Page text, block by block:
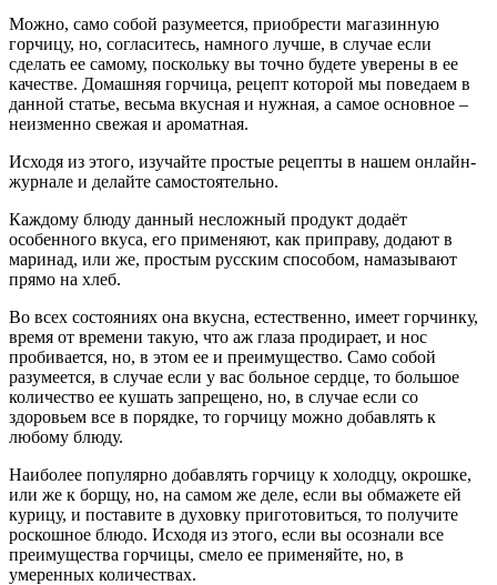
Можно, само собой разумеется, приобрести магазинную
горчицу, но, согласитесь, намного лучше, в случае если
сделать ее самому, поскольку вы точно будете уверены в ее
качестве. Домашняя горчица, рецепт которой мы поведаем в
данной статье, весьма вкусная и нужная, а самое основное –
неизменно свежая и ароматная.
Исходя из этого, изучайте простые рецепты в нашем онлайн-
журнале и делайте самостоятельно.
Каждому блюду данный несложный продукт додаёт
особенного вкуса, его применяют, как приправу, додают в
маринад, или же, простым русским способом, намазывают
прямо на хлеб.
Во всех состояниях она вкусна, естественно, имеет горчинку,
время от времени такую, что аж глаза продирает, и нос
пробивается, но, в этом ее и преимущество. Само собой
разумеется, в случае если у вас больное сердце, то большое
количество ее кушать запрещено, но, в случае если со
здоровьем все в порядке, то горчицу можно добавлять к
любому блюду.
Наиболее популярно добавлять горчицу к холодцу, окрошке,
или же к борщу, но, на самом же деле, если вы обмажете ей
курицу, и поставите в духовку приготовиться, то получите
роскошное блюдо. Исходя из этого, если вы осознали все
преимущества горчицы, смело ее применяйте, но, в
умеренных количествах.